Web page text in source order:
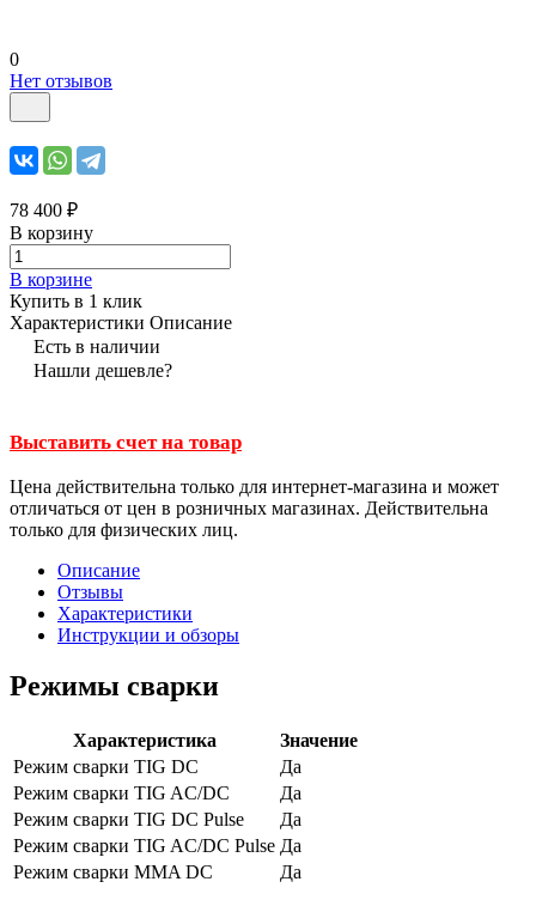
0
Нет отзывов
78 400 ₽
В корзину
В корзине
Купить в 1 клик
Характеристики Описание
Есть в наличии
Нашли дешевле?
Выставить счет на товар
Цена действительна только для интернет-магазина и может
отличаться от цен в розничных магазинах. Действительна
только для физических лиц.
Описание
Отзывы
Характеристики
Инструкции и обзоры
Режимы сварки
Характеристика
Значение
Режим сварки TIG DC
Да
Режим сварки TIG AC/DC
Да
Режим сварки TIG DC Pulse
Да
Режим сварки TIG AC/DC Pulse Да
Режим сварки MMA DC
Да